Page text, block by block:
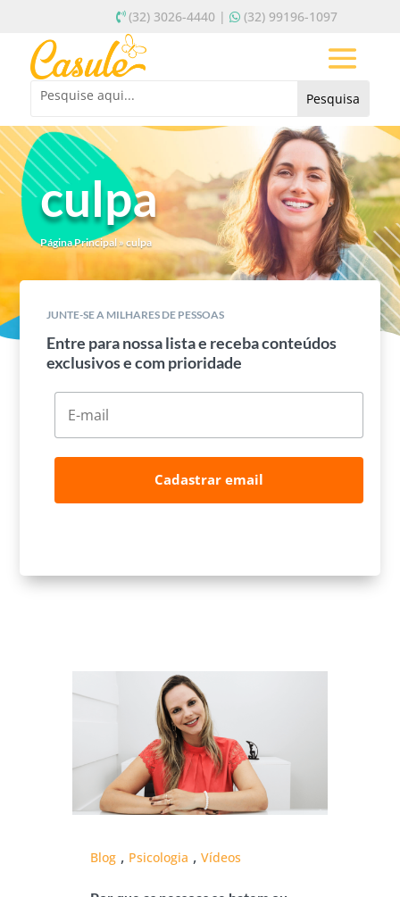
(32) 3026-4440 | (32) 99196-1097
culpa
Página Principal» culpa
JUNTE-SE A MILHARES DE PESSOAS
Entre para nossa lista e receba conteúdos
exclusivos e com prioridade
Cadastrar email
Blog , Psicologia , Vídeos